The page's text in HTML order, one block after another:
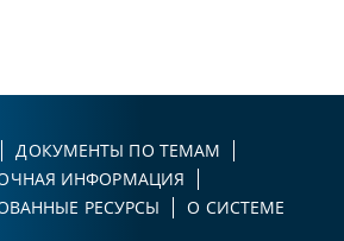
ДОКУМЕНТЫ ПО ТЕМАМ
ИНФОРМАЦИЯ
РЕСУРСЫ
О СИСТЕМЕ